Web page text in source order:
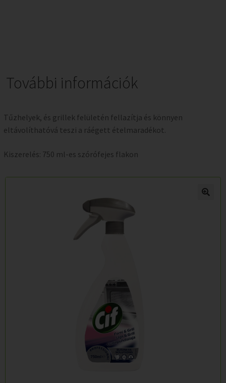
További információk
Tűzhelyek, és grillek felületén fellazítja és könnyen
eltávolíthatóvá teszi a ráégett ételmaradékot.
Kiszerelés: 750 ml-es szórófejes flakon